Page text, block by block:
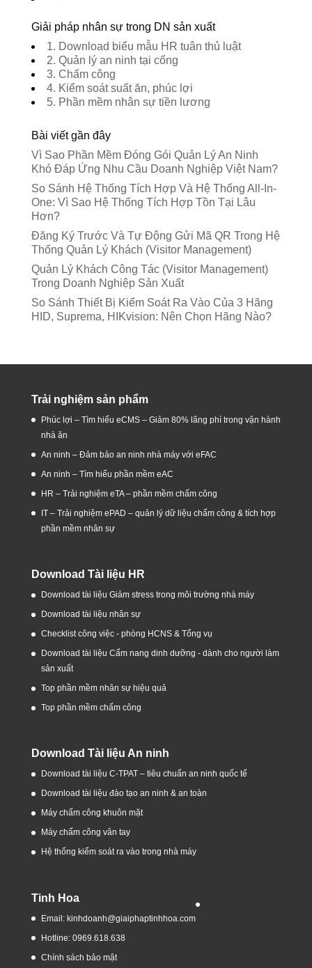
Giải pháp nhân sự trong DN sản xuất
1. Download biểu mẫu HR tuân thủ luật
2. Quản lý an ninh tại cổng
3. Chấm công
4. Kiểm soát suất ăn, phúc lợi
5. Phần mềm nhân sự tiền lương
Bài viết gần đây
Vì Sao Phần Mềm Đóng Gói Quản Lý An Ninh
Khó Đáp Ứng Nhu Cầu Doanh Nghiệp Việt Nam?
So Sánh Hệ Thống Tích Hợp Và Hệ Thống All-In-
One: Vì Sao Hệ Thống Tích Hợp Tồn Tại Lâu
Hơn?
Đăng Ký Trước Và Tự Động Gửi Mã QR Trong Hệ
Thống Quản Lý Khách (Visitor Management)
Quản Lý Khách Công Tác (Visitor Management)
Trong Doanh Nghiệp Sản Xuất
So Sánh Thiết Bị Kiểm Soát Ra Vào Của 3 Hãng
HID, Suprema, HIKvision: Nên Chọn Hãng Nào?
Trải nghiệm sản phẩm
Phúc lợi – Tìm hiểu eCMS – Giảm 80% lãng phí trong vận hành
nhà ăn
An ninh – Đảm bảo an ninh nhà máy với eFAC
An ninh – Tìm hiểu phần mềm eAC
HR – Trải nghiệm eTA – phần mềm chấm công
IT – Trải nghiệm ePAD – quản lý dữ liệu chấm công & tích hợp
phần mềm nhân sự
Download Tài liệu HR
Download tài liệu Giảm stress trong môi trường nhà máy
Download tài liệu nhân sự
Checklist công việc - phòng HCNS & Tổng vụ
Download tài liệu Cẩm nang dinh dưỡng - dành cho người làm
sản xuất
Top phần mềm nhân sự hiệu quả
Top phần mềm chấm công
Download Tài liệu An ninh
Download tài liệu C-TPAT – tiêu chuẩn an ninh quốc tế
Download tài liệu đào tạo an ninh & an toàn
Máy chấm công khuôn mặt
Máy chấm công vân tay
Hệ thống kiểm soát ra vào trong nhà máy
Tinh Hoa
Email: kinhdoanh@giaiphaptinhhoa.com
Hotline: 0969.618.638
Chính sách bảo mật